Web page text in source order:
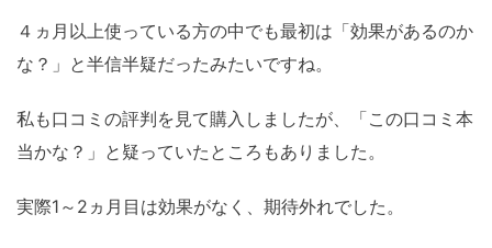
４ヵ月以上使っている方の中でも最初は「効果があるのか
な？」と半信半疑だったみたいですね。
私も口コミの評判を見て購入しましたが、「この口コミ本
当かな？」と疑っていたところもありました。
実際1～2ヵ月目は効果がなく、期待外れでした。